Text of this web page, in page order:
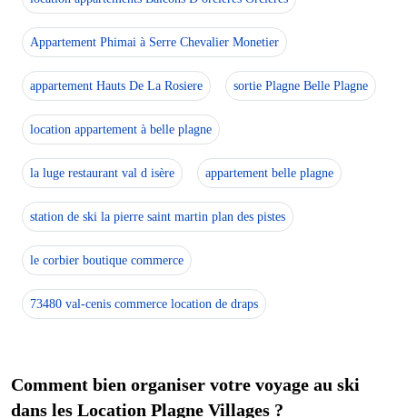
Appartement Phimai à Serre Chevalier Monetier
appartement Hauts De La Rosiere sortie Plagne Belle Plagne
location appartement à belle plagne
la luge restaurant val d isère appartement belle plagne
station de ski la pierre saint martin plan des pistes
le corbier boutique commerce
73480 val-cenis commerce location de draps
Comment bien organiser votre voyage au ski
dans les Location Plagne Villages ?